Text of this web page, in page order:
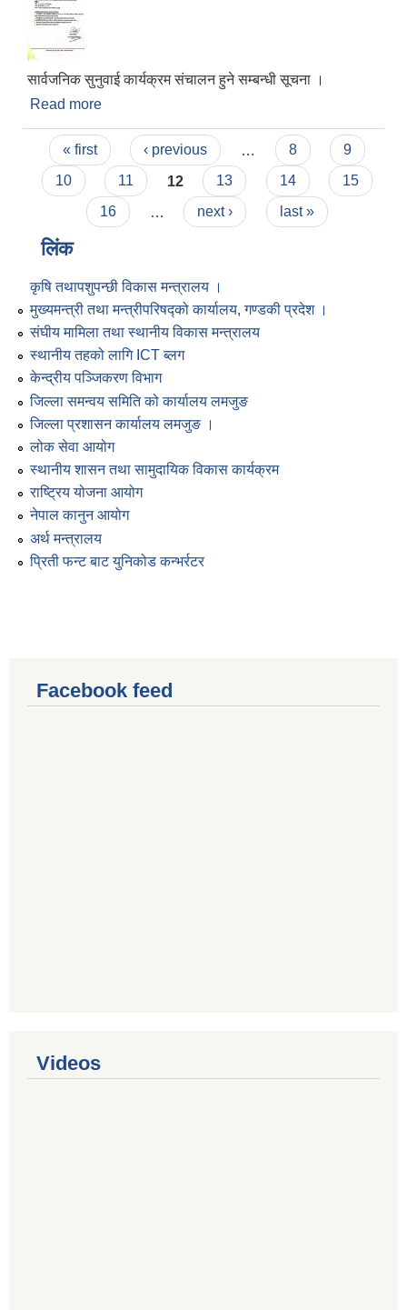
सार्वजनिक सुनुवाई कार्यक्रम संचालन हुने सम्बन्धी सूचना ।
Read more
Pages
« first ‹ previous 8
9
10
11 12 13 14
15
16
next › last »
लिंक
कृषि तथापशुपन्छी विकास मन्त्रालय ।
मुख्यमन्त्री तथा मन्त्रीपरिषद्को कार्यालय, गण्डकी प्रदेश ।
संघीय मामिला तथा स्थानीय विकास मन्त्रालय
स्थानीय तहको लागि ICT ब्लग
केन्द्रीय पञ्जिकरण विभाग
जिल्ला समन्वय समिति को कार्यालय लमजुङ
जिल्ला प्रशासन कार्यालय लमजुङ ।
लोक सेवा आयोग
स्थानीय शासन तथा सामुदायिक विकास कार्यक्रम
राष्ट्रिय योजना आयोग
नेपाल कानुन आयोग
अर्थ मन्त्रालय
प्रिती फन्ट बाट युनिकोड कन्भर्रटर
Facebook feed
Videos